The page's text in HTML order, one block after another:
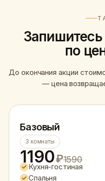
Запишитесь
по
До окончания акции
— цена
Базовый
3 комнаты
1190₽1590
Кухня-гостиная
Спальня